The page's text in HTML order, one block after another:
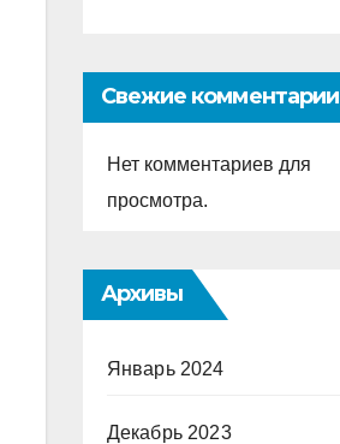
Свежие комментарии
Нет комментариев для
просмотра.
Архивы
Январь 2024
Декабрь 2023